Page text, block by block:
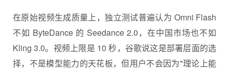
在原始视频生成质量上，独立测试普遍认为 Omni Flash
不如 ByteDance 的 Seedance 2.0，在中国市场也不如
Kling 3.0。视频上限是 10 秒，谷歌说这是部署层面的选
择，不是模型能力的天花板，但用户不会因为"理论上能